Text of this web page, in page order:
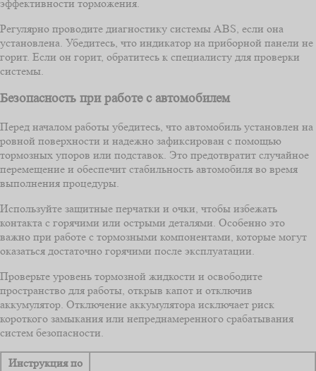
эффективности торможения.
Регулярно проводите диагностику системы ABS, если она
установлена. Убедитесь, что индикатор на приборной панели не
горит. Если он горит, обратитесь к специалисту для проверки
системы.
Безопасность при работе с автомобилем
Перед началом работы убедитесь, что автомобиль установлен на
ровной поверхности и надежно зафиксирован с помощью
тормозных упоров или подставок. Это предотвратит случайное
перемещение и обеспечит стабильность автомобиля во время
выполнения процедуры.
Используйте защитные перчатки и очки, чтобы избежать
контакта с горячими или острыми деталями. Особенно это
важно при работе с тормозными компонентами, которые могут
оказаться достаточно горячими после эксплуатации.
Проверьте уровень тормозной жидкости и освободите
пространство для работы, открыв капот и отключив
аккумулятор. Отключение аккумулятора исключает риск
короткого замыкания или непреднамеренного срабатывания
систем безопасности.
Инструкция по